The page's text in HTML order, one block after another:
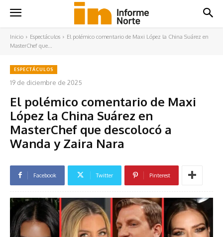
Inicio Espectáculos
El polémico comentario de Maxi López la China Suárez en
MasterChef que...
ESPECTÁCULOS
19 de diciembre de 2025
El polémico comentario de Maxi
López la China Suárez en
MasterChef que descolocó a
Wanda y Zaira Nara
Facebook Twitter Pinterest